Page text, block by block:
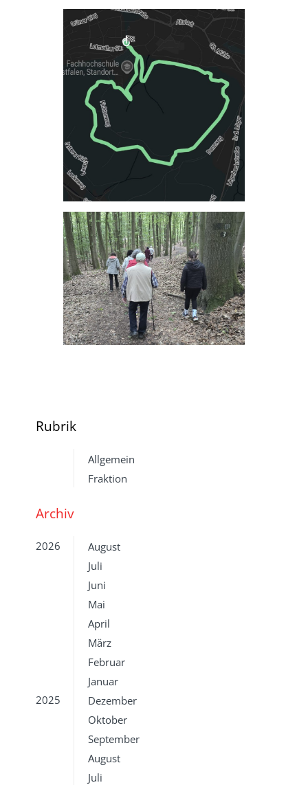
Rubrik
Allgemein
Fraktion
Archiv
2026
August
Juli
Juni
Mai
April
März
Februar
Januar
2025
Dezember
Oktober
September
August
Juli